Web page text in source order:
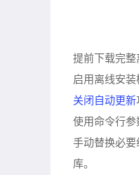
提前下载完
启用离线安
关闭自动更新
使用命令行参
手动替换必
库。